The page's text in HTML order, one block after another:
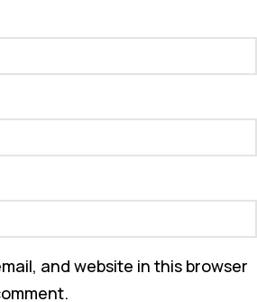
and website in this browser